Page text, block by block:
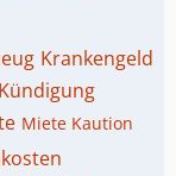
Krankengeld
Kündigung
Miete Kaution